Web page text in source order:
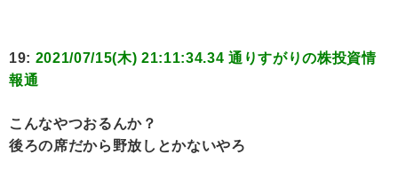
19: 2021/07/15(木) 21:11:34.34 通りすがりの株投資情
報通
こんなやつおるんか？
後ろの席だから野放しとかないやろ